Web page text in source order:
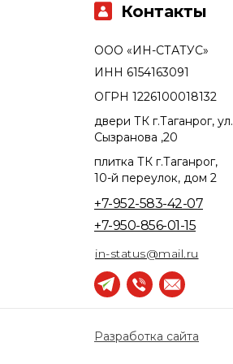
+7-950-856-01-15
+7-952-583-42-07
ООО «ИН-СТАТУС»
плитка ТК г.Таганрог,
10-й переулок, дом 2
двери ТК г.Таганрог, ул.
Сызранова ,20
ОГРН 1226100018132
ИНН 6154163091
Разработка сайта
in-status@mail.ru
Контакты